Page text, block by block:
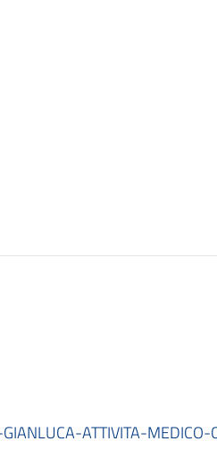
ATTIVITA-